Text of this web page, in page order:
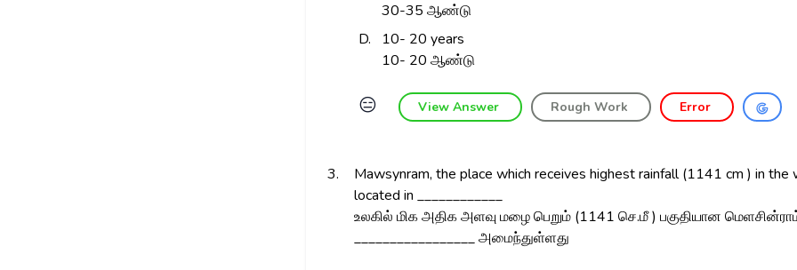
30-35 ஆண்டு
D.
10- 20 years
10- 20 ஆண்டு
😑 View Answer Rough Work Error
3.
Mawsynram, the place which receives highest rainfall (1141 cm ) in the
located in ____________
உலகில் மிக அதிக அளவு மழை பெறும் (1141 செ.மீ ) பகுதியான
_________________ அமைந்துள்ளது